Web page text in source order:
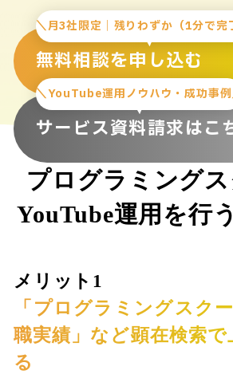
＼月3社限定｜残りわずか（1分で完
無料相談を申し込む
＼YouTube運用ノウハウ・成功事
サービス資料請求はこ
プログラミング
YouTube運用を行
メリット1
「プログラミングスク
職実績」など顕在検索で
る